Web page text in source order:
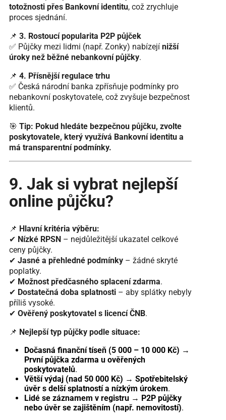
totožnosti přes Bankovní identitu, což zrychluje
proces sjednání.
📌 3. Rostoucí popularita P2P půjček
✅ Půjčky mezi lidmi (např. Zonky) nabízejí nižší
úroky než běžné nebankovní půjčky.
📌 4. Přísnější regulace trhu
✅ Česká národní banka zpřísňuje podmínky pro
nebankovní poskytovatele, což zvyšuje bezpečnost
klientů.
🎯 Tip: Pokud hledáte bezpečnou půjčku, zvolte
poskytovatele, který využívá Bankovní identitu a
má transparentní podmínky.
9. Jak si vybrat nejlepší
online půjčku?
📌 Hlavní kritéria výběru:
✔ Nízké RPSN– nejdůležitější ukazatel celkové
ceny půjčky.
✔ Jasné a přehledné podmínky– žádné skryté
poplatky.
✔ Možnost předčasného splacení zdarma.
✔ Dostatečná doba splatnosti– aby splátky nebyly
příliš vysoké.
✔ Ověřený poskytovatel s licencí ČNB.
📌 Nejlepší typ půjčky podle situace:
Dočasná finanční tíseň (5 000 – 10 000 Kč) →
První půjčka zdarma u ověřených
poskytovatelů.
Větší výdaj (nad 50 000 Kč) → Spotřebitelský
úvěr s delší splatností a nízkým úrokem.
Lidé se záznamem v registru→ P2P půjčky
nebo úvěr se zajištěním (např. nemovitostí).